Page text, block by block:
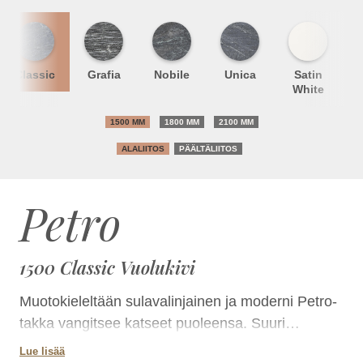
Petro
1500 Classic Vuolukivi
Muotokieleltään sulavalinjainen ja moderni Petro-
takka vangitsee katseet puoleensa. Suuri
kulmaluukku antaa tulen loimun laajasti
Lue lisää
Classic Grafia Nobile Unica
Satin
White
1500 MM 1800 MM 2100 MM
ALALIITOS PÄÄLTÄLIITOS